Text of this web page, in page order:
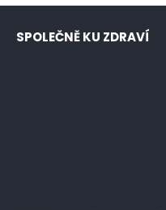
SPOLEČNĚ KU ZDRAVÍ